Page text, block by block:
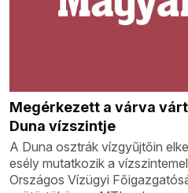
Megérkezett a várva
Duna vízszintje
A Duna osztrák vízgyűjtőin
esély mutatkozik a
Országos Vízügyi